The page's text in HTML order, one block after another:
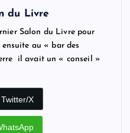
du Livre
Salon du Livre pour
ensuite au « bar des
il avait un « conseil »
Twitter/X